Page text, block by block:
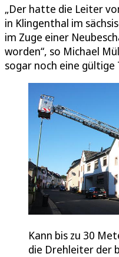
„Der hatte die Leiter
in Klingenthal im
im Zuge einer
worden“, so Michael
sogar noch eine gültige
Kann bis zu 30
die Drehleiter der